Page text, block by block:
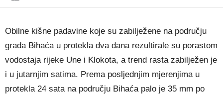
Obilne kišne padavine koje su zabilježene na području
grada Bihaća u protekla dva dana rezultirale su porastom
vodostaja rijeke Une i Klokota, a trend rasta zabilježen je
i u jutarnjim satima. Prema posljednjim mjerenjima u
protekla 24 sata na području Bihaća palo je 35 mm po